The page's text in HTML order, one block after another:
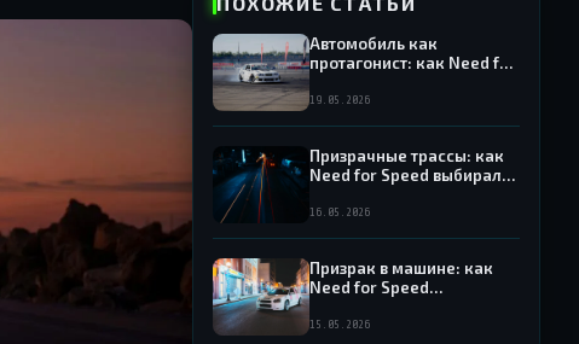
Автомобиль как
протагонист: как Need for
машины в персонажей
19.05.2026
Призрачные трассы: как
Need for Speed выбирала
вымышленные локации
16.05.2026
Призрак в машине: как
Need for Speed
музыку и моду —
15.05.2026